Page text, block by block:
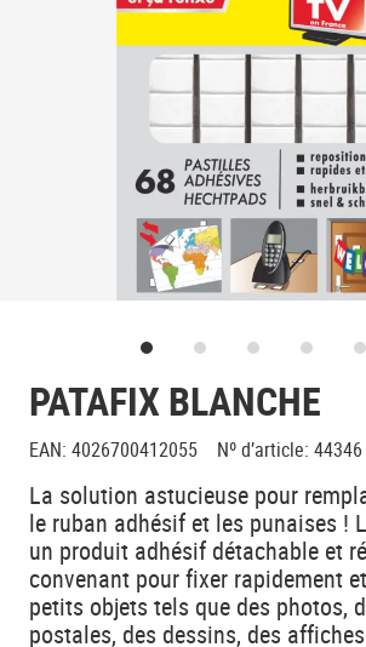
PATAFIX BLANCHE
EAN: 4026700412055 Nº d’article: 44346
La solution astucieuse pour
le ruban adhésif et les punaises !
un produit adhésif détachable et
convenant pour fixer rapidement
petits objets tels que des photos,
postales, des dessins, des